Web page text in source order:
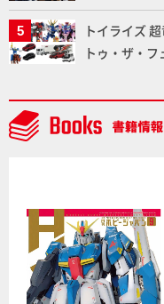
ー塗料の未来
トイライズ
トゥ・ザ・
NEWITEM】